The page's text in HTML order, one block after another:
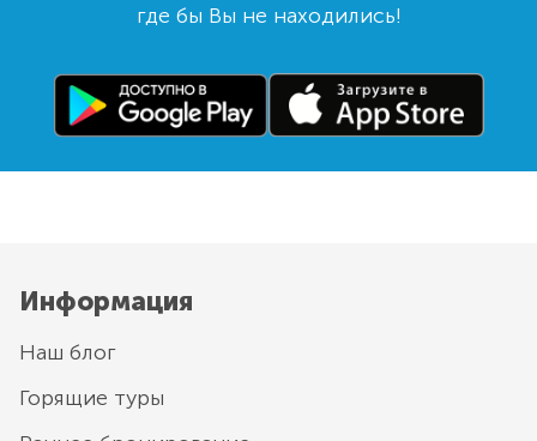
где бы Вы не находились!
Информация
Наш блог
Горящие туры